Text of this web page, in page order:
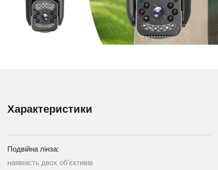
Характеристики
Подвійна лінза:
наявність двох об'єктивів